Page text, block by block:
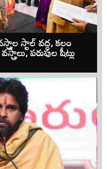
స్టాల్ వద్ద, కలం
పరుపుల షీట్లు